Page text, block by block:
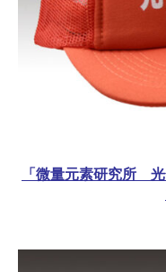
「微量元素研究所